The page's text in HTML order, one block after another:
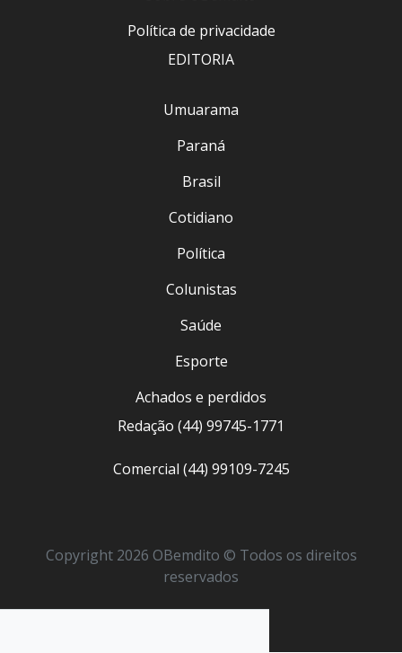
Política de privacidade
EDITORIA
Umuarama
Paraná
Brasil
Cotidiano
Política
Colunistas
Saúde
Esporte
Achados e perdidos
Redação (44) 99745-1771
Comercial (44) 99109-7245
Copyright 2026 OBemdito © Todos os direitos
reservados